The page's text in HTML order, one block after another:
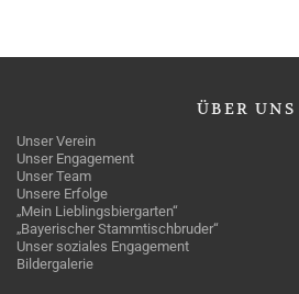
ÜBER UNS
Unser Verein
Unser Engagement
Unser Team
Unsere Erfolge
„Mein Lieblingsbiergarten“
„Bayerischer Stammtischbruder“
Unser soziales Engagement
Bildergalerie